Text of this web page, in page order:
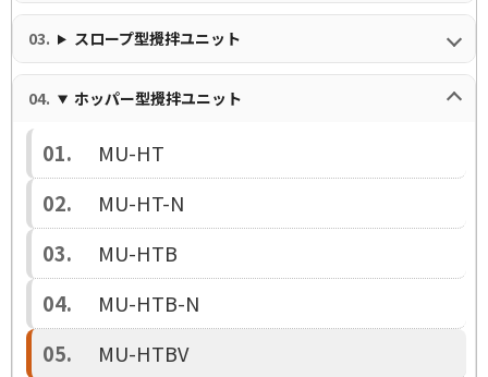
スロープ型攪拌ユニット
ホッパー型攪拌ユニット
MU-HT
MU-HT-N
MU-HTB
MU-HTB-N
MU-HTBV